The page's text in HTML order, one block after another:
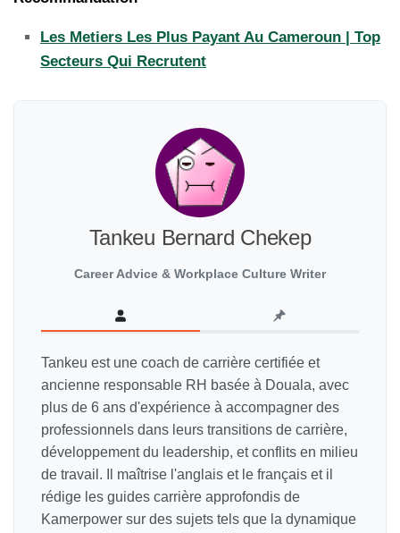
Les Metiers Les Plus Payant Au Cameroun | Top
Secteurs Qui Recrutent
Tankeu Bernard Chekep
Career Advice & Workplace Culture Writer
Tankeu est une coach de carrière certifiée et
ancienne responsable RH basée à Douala, avec
plus de 6 ans d'expérience à accompagner des
professionnels dans leurs transitions de carrière,
développement du leadership, et conflits en milieu
de travail. Il maîtrise l'anglais et le français et il
rédige les guides carrière approfondis de
Kamerpower sur des sujets tels que la dynamique